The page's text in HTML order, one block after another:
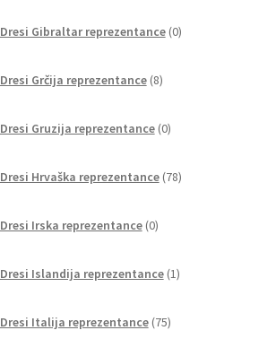
Dresi Gibraltar reprezentance 0izdelkov
Dresi Grčija reprezentance 8izdelkov
Dresi Gruzija reprezentance 0izdelkov
Dresi Hrvaška reprezentance 78izdelkov
Dresi Irska reprezentance 0izdelkov
Dresi Islandija reprezentance 1izdelek
Dresi Italija reprezentance 75izdelkov